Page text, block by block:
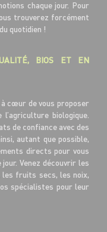
chaque jour. Pour
trouverez forcément
quotidien !
BIOS ET EN
cœur de vous proposer
biologique.
de confiance avec des
autant que possible,
directs pour vous
Venez découvrir les
les fruits secs, les noix,
spécialistes pour leur